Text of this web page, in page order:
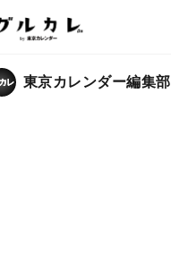
東京カレンダー編集部